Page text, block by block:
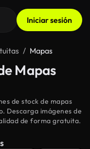
Iniciar sesión
Mapas
Mapas
de stock de mapas
Descarga imágenes de
de forma gratuita.